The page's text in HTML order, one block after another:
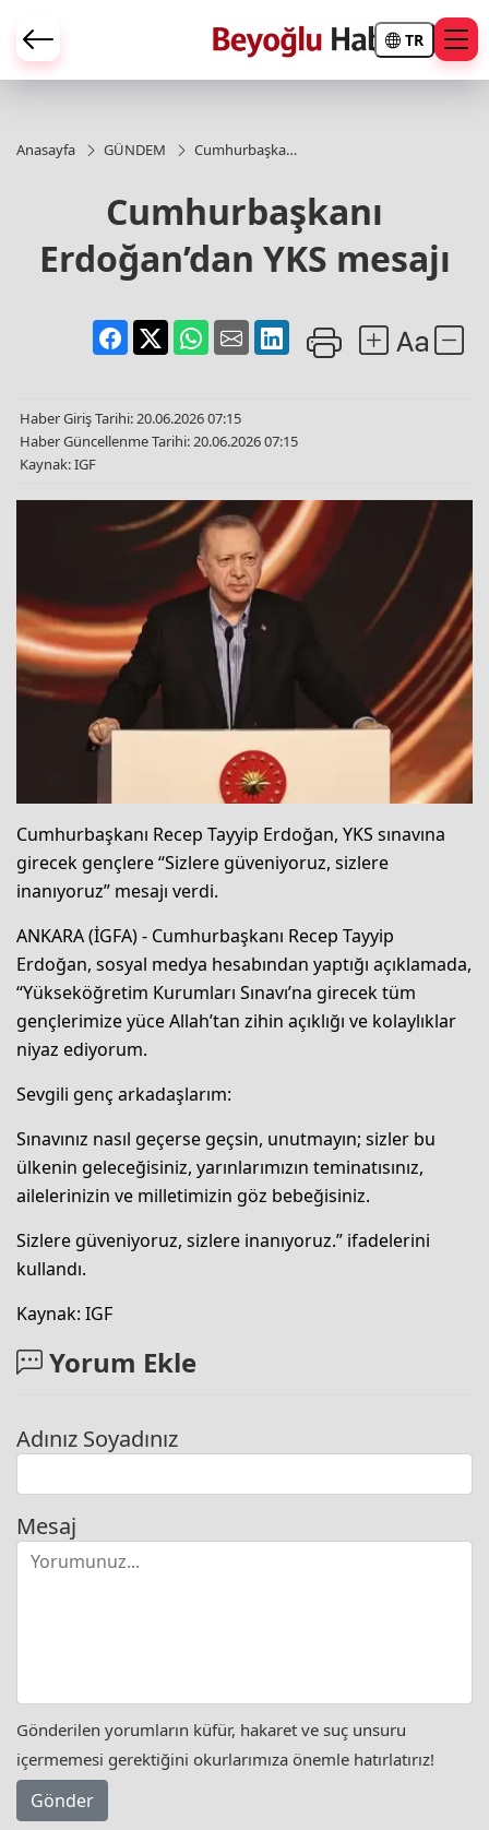
TR
Anasayfa GÜNDEM
Cumhurbaşkanı
Cumhurbaşkanı
Erdoğan’dan YKS mesajı
Haber Giriş Tarihi: 20.06.2026 07:15
Haber Güncellenme Tarihi: 20.06.2026 07:15
Kaynak: IGF
Cumhurbaşkanı Recep Tayyip Erdoğan, YKS sınavına
girecek gençlere “Sizlere güveniyoruz, sizlere
inanıyoruz” mesajı verdi.
ANKARA (İGFA) - Cumhurbaşkanı Recep Tayyip
Erdoğan, sosyal medya hesabından yaptığı açıklamada,
“Yükseköğretim Kurumları Sınavı’na girecek tüm
gençlerimize yüce Allah’tan zihin açıklığı ve kolaylıklar
niyaz ediyorum.
Sevgili genç arkadaşlarım:
Sınavınız nasıl geçerse geçsin, unutmayın; sizler bu
ülkenin geleceğisiniz, yarınlarımızın teminatısınız,
ailelerinizin ve milletimizin göz bebeğisiniz.
Sizlere güveniyoruz, sizlere inanıyoruz.” ifadelerini
kullandı.
Kaynak: IGF
Yorum Ekle
Adınız Soyadınız
Mesaj
Gönderilen yorumların küfür, hakaret ve suç unsuru
içermemesi gerektiğini okurlarımıza önemle hatırlatırız!
Gönder